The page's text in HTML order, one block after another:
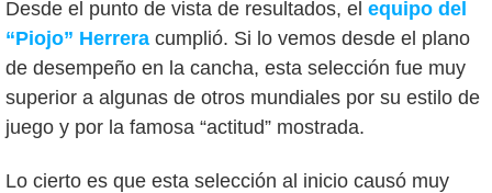
Desde el punto de vista de resultados, el equipo del
“Piojo” Herrera cumplió. Si lo vemos desde el plano
de desempeño en la cancha, esta selección fue muy
superior a algunas de otros mundiales por su estilo de
juego y por la famosa “actitud” mostrada.
Lo cierto es que esta selección al inicio causó muy